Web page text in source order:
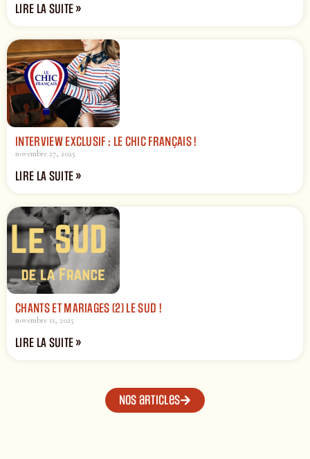
LIRE LA SUITE »
INTERVIEW EXCLUSIF : LE CHIC FRANÇAIS !
novembre 27, 2025
LIRE LA SUITE »
CHANTS ET MARIAGES (2) LE SUD !
novembre 11, 2025
LIRE LA SUITE »
Nos articles